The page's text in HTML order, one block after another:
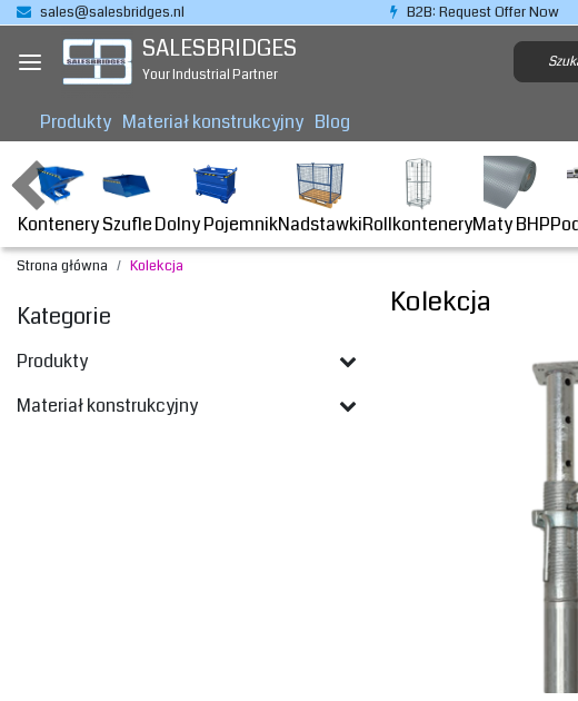
sales@salesbridges.nl B2B: Request Offer Now
SALESBRIDGES
Your Industrial Partner
Produkty Materiał konstrukcyjny Blog
KontenerySzufleDolny PojemnikNadstawkiRollkonteneryMaty BHP
Strona główna Kolekcja
Kategorie
Produkty
Materiał konstrukcyjny
Kolekcja